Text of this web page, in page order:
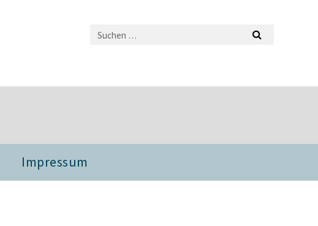
Impressum